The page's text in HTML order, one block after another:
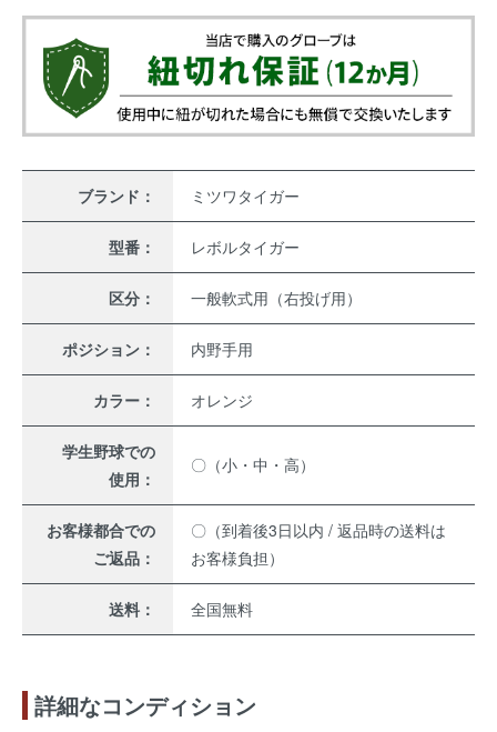
ブランド： ミツワタイガー
型番： レボルタイガー
区分： 一般軟式用（右投げ用）
ポジション： 内野手用
カラー： オレンジ
学生野球での
使用：
〇（小・中・高）
お客様都合での
ご返品：
〇（到着後3日以内 / 返品時の送料は
お客様負担）
送料： 全国無料
詳細なコンディション